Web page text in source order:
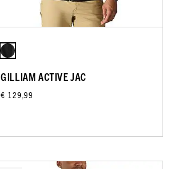
GILLIAM ACTIVE JAC
€ 129,99